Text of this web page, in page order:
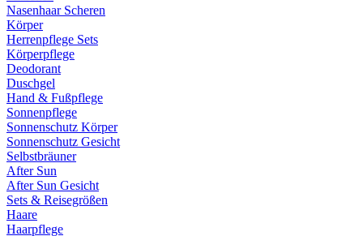
Nasenhaar Scheren
Körper
Herrenpflege Sets
Körperpflege
Deodorant
Duschgel
Hand & Fußpflege
Sonnenpflege
Sonnenschutz Körper
Sonnenschutz Gesicht
Selbstbräuner
After Sun
After Sun Gesicht
Sets & Reisegrößen
Haare
Haarpflege